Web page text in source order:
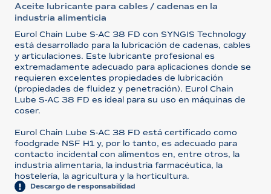
Aceite lubricante para cables / cadenas en la
industria alimenticia
Eurol Chain Lube S-AC 38 FD con SYNGIS Technology
está desarrollado para la lubricación de cadenas, cables
y articulaciones. Este lubricante profesional es
extremadamente adecuado para aplicaciones donde se
requieren excelentes propiedades de lubricación
(propiedades de fluidez y penetración). Eurol Chain
Lube S-AC 38 FD es ideal para su uso en máquinas de
coser.
Eurol Chain Lube S-AC 38 FD está certificado como
foodgrade NSF H1 y, por lo tanto, es adecuado para
contacto incidental con alimentos en, entre otros, la
industria alimentaria, la industria farmacéutica, la
hostelería, la agricultura y la horticultura.
Descargo de responsabilidad